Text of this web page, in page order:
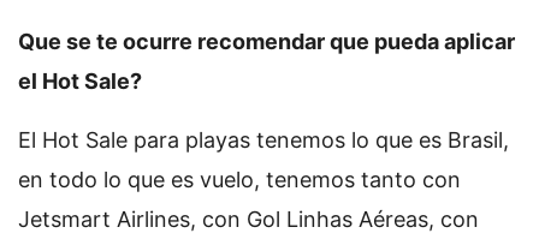
Que se te ocurre recomendar que pueda aplicar
el Hot Sale?
El Hot Sale para playas tenemos lo que es Brasil,
en todo lo que es vuelo, tenemos tanto con
Jetsmart Airlines, con Gol Linhas Aéreas, con